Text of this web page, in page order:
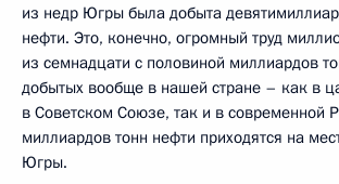
из недр Югры была добыта
нефти. Это, конечно, огромный труд
из семнадцати с половиной миллиардов
добытых вообще в нашей стране – как в
в Советском Союзе, так и в современной
миллиардов тонн нефти приходятся на
Югры.